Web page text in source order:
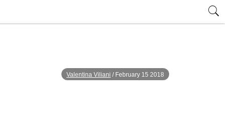
Valentina Viliani / February 15 2018